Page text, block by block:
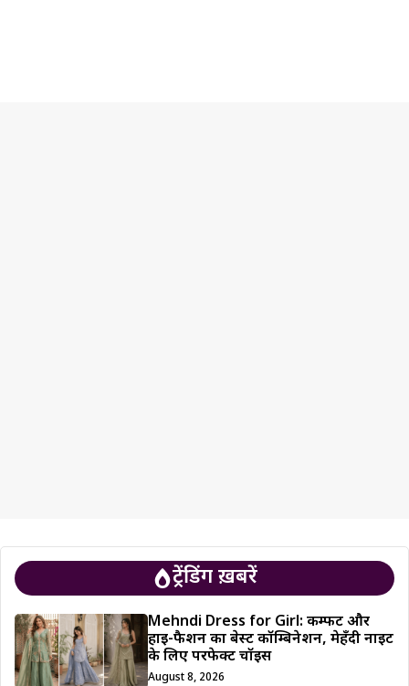
ट्रेंडिंग ख़बरें
Mehndi Dress for Girl: कम्फर्ट और
हाई-फैशन का बेस्ट कॉम्बिनेशन, मेहँदी नाइट
के लिए परफेक्ट चॉइस
August 8, 2026